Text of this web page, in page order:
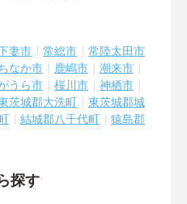
妻市 常総市
常陸太田市
なか市 鹿嶋市
潮来市
うら市 桜川市
神栖市
茨城郡大洗町
東茨城郡城
結城郡八千代町
猿島郡
探す